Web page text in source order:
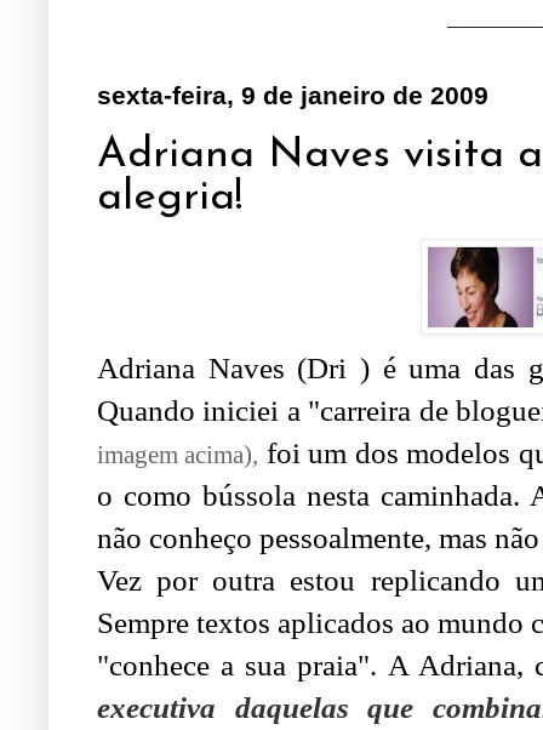
sexta-feira, 9 de janeiro de 2009
Adriana Naves visita
alegria!
Adriana Naves (Dri ) é uma das
Quando iniciei a "carreira de
imagem acima), foi um dos modelos
o como bússola nesta
não conheço pessoalmente, mas
Vez por outra estou replicando
Sempre textos aplicados ao
"conhece a sua praia". A Adriana,
executiva daquelas que